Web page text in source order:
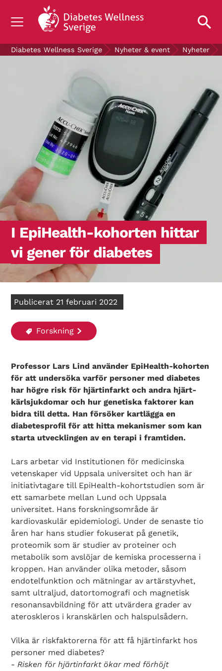
OM DIABETES
NYHETER & EVENT
GRATIS DIABETESPRODUKTER
Blodsockerkollen
Diabetes Wellness Sverige Nyheter & event Nyheter
I EpiHealth-kohorten hittar
vi gener för diabetes
Publicerat 21 februari 2022
Forskning
Professor Lars Lind använder EpiHealth-kohorten
för att undersöka varför personer med diabetes
har högre risk för hjärtinfarkt och andra hjärt-
kärlsjukdomar och hur genetiska faktorer kan
bidra till detta. Han försöker kartlägga en
diabetesprofil för att hitta mekanismer som kan
starta utvecklingen av en terapi i framtiden.
Lars arbetar vid Institutionen för medicinska
vetenskaper vid Uppsala universitet och han är
initiativtagare till EpiHealth-kohortstudien som är
ett samarbete mellan Lund och Uppsala
universitet. Hans forskningsområde är
kardiovaskulär epidemiologi. Under de senaste tio
åren har hans studier fokuserat på genetik,
proteomik som är studier av proteiner och
metabolik som avslöjar de kemiska processerna i
kroppen. Han använder olika metoder, såsom
endotelfunktion och mätningar av artärstyvhet,
samt ultraljud, datortomografi och magnetisk
resonansavbildning för att utvärdera grader av
ateroskleros i kranskärlen och halspulsådern.
Vilka är riskfaktorerna för att få hjärtinfarkt hos
personer med diabetes?
-Risken för hjärtinfarkt ökar med förhöjt